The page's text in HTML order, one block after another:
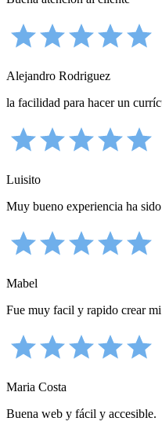
Alejandro Rodriguez
la facilidad para hacer un
Luisito
Muy bueno experiencia ha
Mabel
Fue muy facil y rapido crear
Maria Costa
Buena web y fácil y accesible.